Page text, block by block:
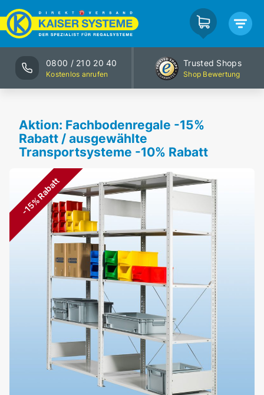
0800 / 210 20 40
Kostenlos anrufen
Trusted Shops
Shop Bewertung
Aktion: Fachbodenregale -15%
Rabatt / ausgewählte
Transportsysteme -10% Rabatt
-15% Rabatt